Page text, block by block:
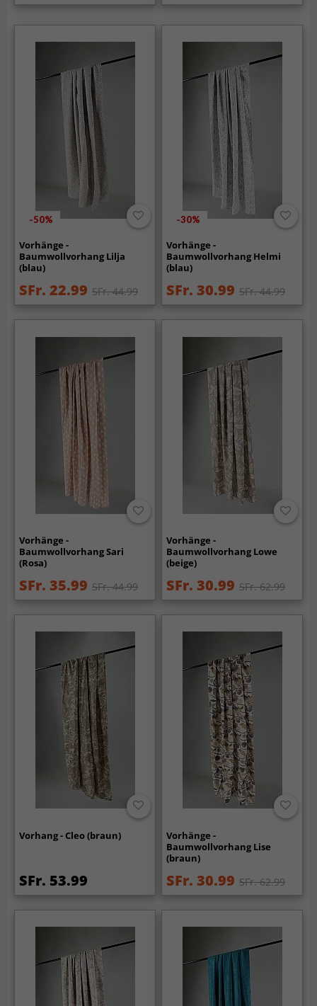
-50%
Vorhänge -
Baumwollvorhang Lilja
(blau)
SFr. 22.99 SFr. 44.99
-30%
Vorhänge -
Baumwollvorhang Helmi
(blau)
SFr. 30.99 SFr. 44.99
Vorhänge -
Baumwollvorhang Sari
(Rosa)
SFr. 35.99 SFr. 44.99
Vorhänge -
Baumwollvorhang Lowe
(beige)
SFr. 30.99 SFr. 62.99
Vorhang - Cleo (braun)
SFr. 53.99
Vorhänge -
Baumwollvorhang Lise
(braun)
SFr. 30.99 SFr. 62.99